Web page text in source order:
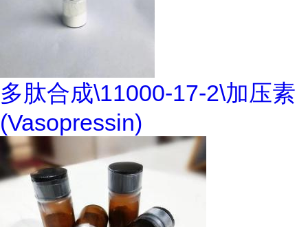
多肽合成\11000-17-2\加压素
(Vasopressin)